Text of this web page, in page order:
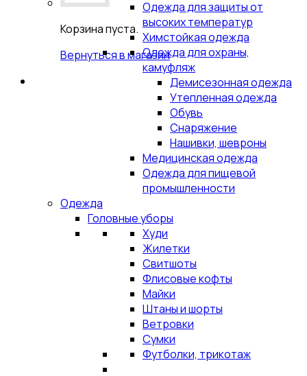
Корзина пуста.
Вернуться в магазин
Одежда для защиты от
высоких температур
Химстойкая одежда
Одежда для охраны,
камуфляж
Демисезонная одежда
Утепленная одежда
Обувь
Снаряжение
Нашивки, шевроны
Медицинская одежда
Одежда для пищевой
промышленности
Одежда
Головные уборы
Худи
Жилетки
Свитшоты
Флисовые кофты
Майки
Штаны и шорты
Ветровки
Сумки
Футболки, трикотаж